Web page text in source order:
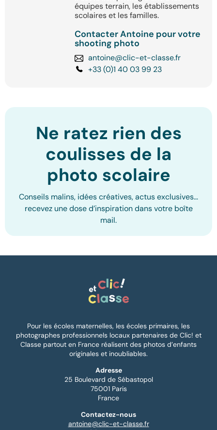
équipes terrain, les établissements
scolaires et les familles.
Contacter Antoine pour votre
shooting photo
antoine@clic-et-classe.fr
+33 (0)1 40 03 99 23
Ne ratez rien des
coulisses de la
photo scolaire
Conseils malins, idées créatives, actus exclusives…
recevez une dose d’inspiration dans votre boîte
mail.
Pour les écoles maternelles, les écoles primaires, les
photographes professionnels locaux partenaires de Clic! et
Classe partout en France réalisent des photos d’enfants
originales et inoubliables.
Adresse
25 Boulevard de Sébastopol
75001 Paris
France
Contactez-nous
antoine@clic-et-classe.fr